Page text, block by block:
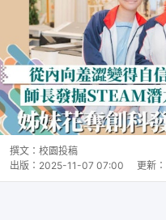
撰文： 校園投稿
出版： 2025-11-07 07:00 更新：